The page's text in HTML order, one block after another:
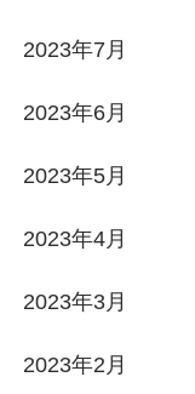
2023年7月
2023年6月
2023年5月
2023年4月
2023年3月
2023年2月